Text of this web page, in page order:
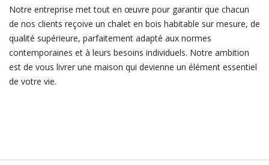
Notre entreprise met tout en œuvre pour garantir que chacun
de nos clients reçoive un chalet en bois habitable sur mesure, de
qualité supérieure, parfaitement adapté aux normes
contemporaines et à leurs besoins individuels. Notre ambition
est de vous livrer une maison qui devienne un élément essentiel
de votre vie.